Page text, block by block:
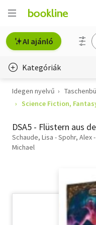
AI ajánló
Kategóriák
Életmód, egészség
Gyermek- és ifjúsági
Idegen nyelvű
Science Fiction,
DSA5 - Flüstern aus
Schaude, Lisa - Spohr, Alex
Michael